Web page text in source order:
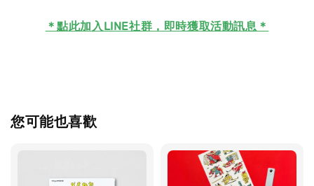
＊點此加入LINE社群，即時獲取活動訊息＊
您可能也喜歡